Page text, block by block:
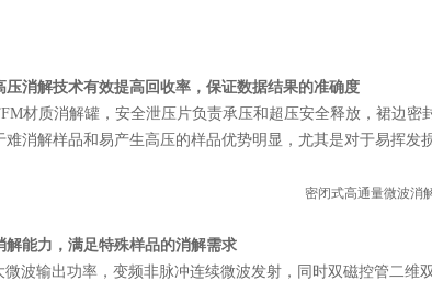
压消解技术有效提高回收率，保证数据结果的准确度
材质消解罐，安全泄压片负责承压和超压安全释放，裙边
难消解样品和易产生高压的样品优势明显，尤其是对于易挥发
解能力，满足特殊样品的消解需求
微波输出功率，变频非脉冲连续微波发射，同时双磁控管二